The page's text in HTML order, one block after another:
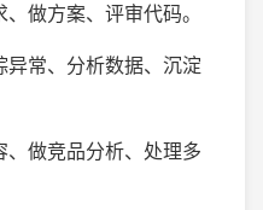
做方案、评审代码。
常、分析数据、沉淀
做竞品分析、处理多